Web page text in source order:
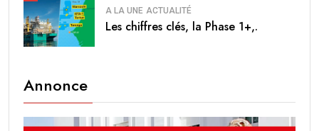
A LA UNE ACTUALITÉ
Les chiffres clés, la Phase 1+,.
Annonce